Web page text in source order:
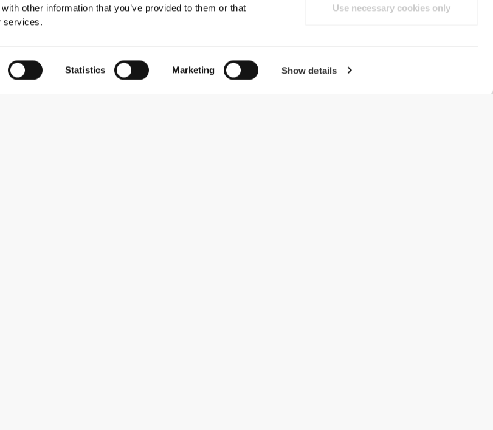
other information that you’ve provided to them or that
services.
Statistics Marketing Show details
Use necessary cookies only
33